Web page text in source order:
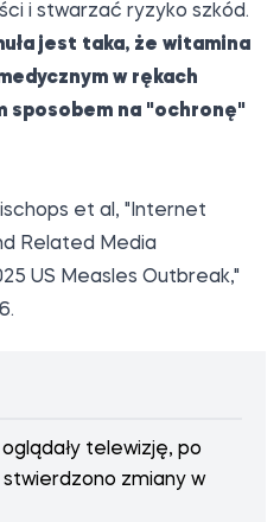
i stwarzać ryzyko szkód.
jest taka, że witamina
w rękach
sposobem na "ochronę"
et al, "Internet
Related Media
US Measles Outbreak,"
telewizję, po
zmiany w